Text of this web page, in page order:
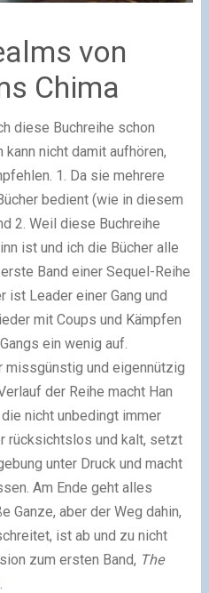
von
Chima
diese Buchreihe schon
nicht damit aufhören,
1. Da sie mehrere
bedient (wie in diesem
2. Weil diese Buchreihe
ist und ich die Bücher alle
Band einer Sequel-Reihe
ist Leader einer Gang und
mit Coups und Kämpfen
ein wenig auf.
missgünstig und eigennützig
der Reihe macht Han
nicht unbedingt immer
rücksichtslos und kalt, setzt
unter Druck und macht
Am Ende geht alles
Ganze, aber der Weg dahin,
ist ab und zu nicht
zum ersten Band, The